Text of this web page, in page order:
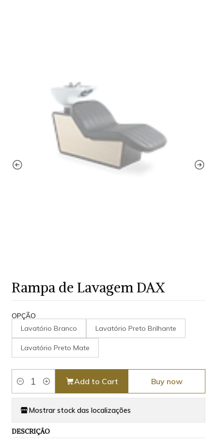
Rampa de Lavagem DAX
OPÇÃO
Lavatório Branco Lavatório Preto Brilhante
Lavatório Preto Mate
Quantity
Add to Cart Buy now
Mostrar stock das localizações
DESCRIÇÃO